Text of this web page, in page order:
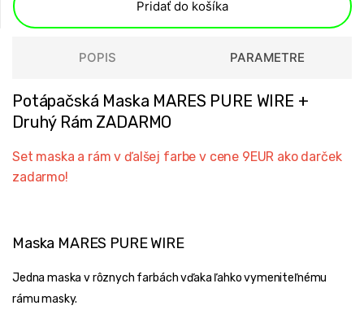
Pridať do košíka
POPIS PARAMETRE
Potápačská Maska MARES PURE WIRE +
Druhý Rám ZADARMO
Set maska ​​a rám v ďalšej farbe v cene 9EUR ako darček
zadarmo!
Maska MARES PURE WIRE
Jedna maska ​​v rôznych farbách vďaka ľahko vymeniteľnému
rámu masky.